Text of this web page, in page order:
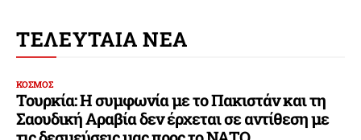
ΤΕΛΕΥΤΑΙΑ ΝΕΑ
ΚΟΣΜΟΣ
Τουρκία: Η συμφωνία με το Πακιστάν και τη
Σαουδική Αραβία δεν έρχεται σε αντίθεση με